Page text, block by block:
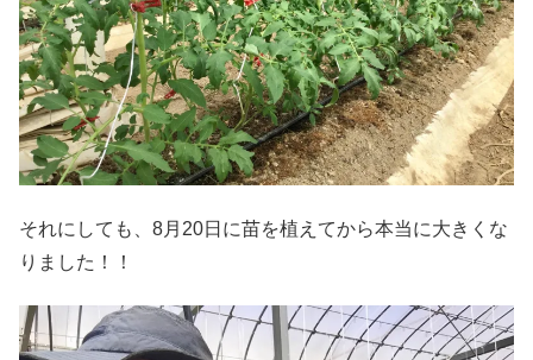
それにしても、8月20日に苗を植えてから本当に大きくな
りました！！